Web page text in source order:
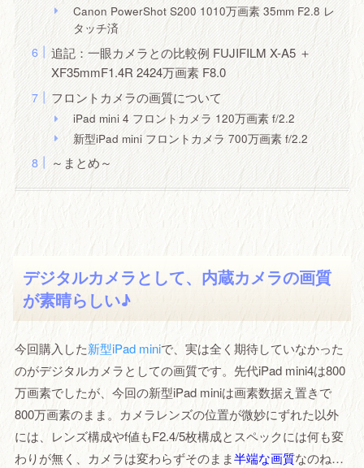
Canon PowerShot S200 1010万画素 35mm F2.8 レ
タッチ済
追記：一眼カメラとの比較例 FUJIFILM X-A5 ＋
XF35mmF1.4R 2424万画素 F8.0
フロントカメラの画質について
iPad mini 4 フロントカメラ 120万画素 f/2.2
新型iPad mini フロントカメラ 700万画素 f/2.2
～まとめ～
デジタルカメラとして、内蔵カメラの画質
が素晴らしい♪
今回購入した新型iPad miniで、実は全く期待していなかった
のがデジタルカメラとしての画質です。先代iPad mini4は800
万画素でしたが、今回の新型iPad miniは画素数据え置きで
800万画素のまま。カメラレンズの位置が微妙にずれた以外
には、レンズ構成やf値もF2.4/5枚構成とスペックには何も変
わりが無く、カメラは変わらずそのまま半端な画質なのね…